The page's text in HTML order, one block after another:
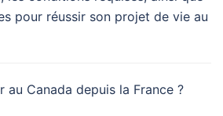
pour réussir son projet de vie au
au Canada depuis la France ?